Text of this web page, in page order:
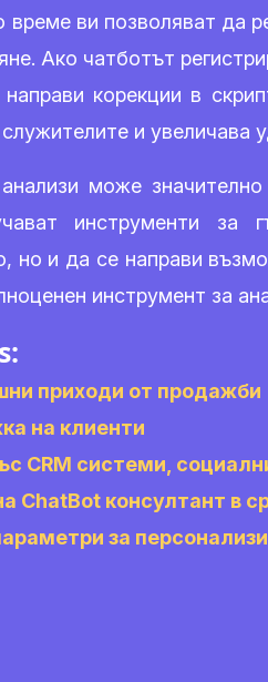
време ви позволяват да
Ако чатботът
корекции в
и увеличава
може
инструменти
но и да се направи
инструмент за
приходи от продажби
на клиенти
CRM системи,
ChatBot консултант в
за